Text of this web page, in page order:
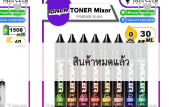
Add
to
wishlist
Add
to
wishlist
สินค้าหมดแล้ว